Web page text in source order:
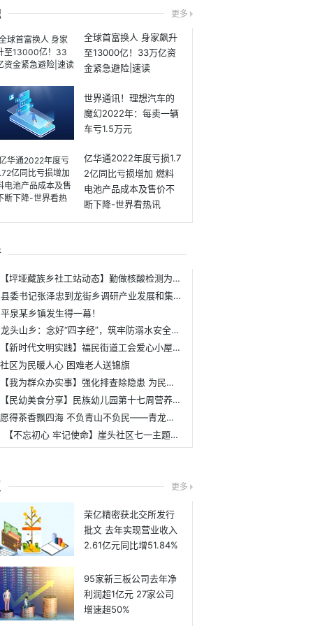
更多
全球首富换人 身家飙升
至13000亿！33万亿资
金紧急避险|速读
世界通讯！理想汽车的
魔幻2022年：每卖一辆
车亏1.5万元
亿华通2022年度亏损1.7
2亿同比亏损增加 燃料
电池产品成本及售价不
断下降-世界看热讯
【坪垭藏族乡社工站动态】勤做核酸检测为老人身体健康保驾护航
县委书记张泽忠到龙街乡调研产业发展和集镇搬迁工作
平泉某乡镇发生得一幕！
龙头山乡：念好“四字经”，筑牢防溺水安全防护墙
【新时代文明实践】福民街道工会爱心小屋开业啦！
社区为民暖人心 困难老人送锦旗
【我为群众办实事】强化排查除隐患 为民服务保平安
【民幼美食分享】民族幼儿园第十七周营养食谱
愿得茶香飘四海 不负青山不负民——青龙乡副乡长、西林村党委书记、村委会主任胡之文典型事迹
【不忘初心 牢记使命】崖头社区七一主题党日活动
更多
荣亿精密获北交所发行
批文 去年实现营业收入
2.61亿元同比增51.84%
95家新三板公司去年净
利润超1亿元 27家公司
增速超50%